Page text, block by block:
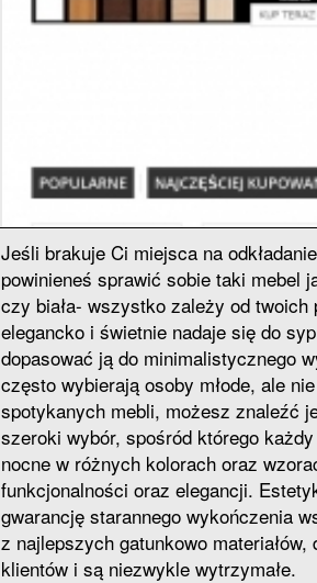
Jeśli brakuje Ci miejsca na
powinieneś sprawić sobie taki mebel
czy biała- wszystko zależy od
elegancko i świetnie nadaje się do
dopasować ją do minimalistycznego
często wybierają osoby młode, ale
spotykanych mebli, możesz znaleźć
szeroki wybór, spośród którego
nocne w różnych kolorach oraz
funkcjonalności oraz elegancji.
gwarancję starannego wykończenia
z najlepszych gatunkowo
klientów i są niezwykle wytrzymałe.